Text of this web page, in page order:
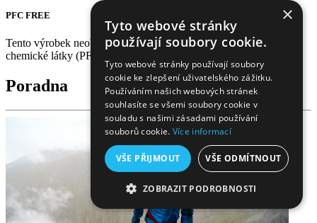
PFC FREE
Tento výrobek neobsahuje žádné per, nebo polyfluorované
chemické látky (PFC) škodlivé pro životní prostředí.
Poradna
×
Tyto webové stránky
používají soubory cookie.
Tyto webové stránky používají soubory
cookie ke zlepšení uživatelského zážitku.
Používáním našich webových stránek
souhlasíte se všemi soubory cookie v
souladu s našimi zásadami používání
souborů cookie. Více informací
VŠE PŘIJMOUT VŠE ODMÍTNOUT
ZOBRAZIT PODROBNOSTI
NEZBYTNĚ NUTNÉ SOUBORY